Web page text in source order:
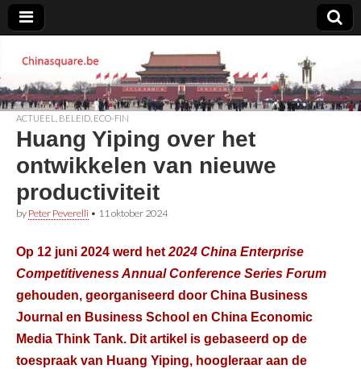
Chinasquare.be
ACTUEEL BELEID ECO-FIN
Huang Yiping over het
ontwikkelen van nieuwe
productiviteit
by Peter Peverelli • 11 oktober 2024
Op 12 juni 2024 werd het 2024 China Enterprise
Competitiveness Annual Conference Series Forum
gehouden, georganiseerd door China Business
Journal en Business School en China Economic
Media Think Tank. Dit artikel is gebaseerd op de
toespraak van Huang Yiping, hoogleraar aan de